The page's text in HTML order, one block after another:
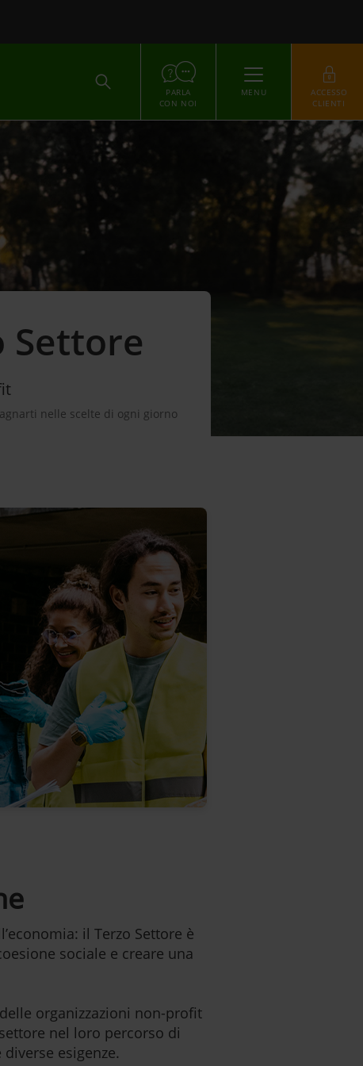
ACCEDI
PARLA
CON NOI
MENU
ACCESSO
CLIENTI
Settore
nelle scelte di ogni giorno
il Terzo Settore è
sociale e creare una
organizzazioni non-profit
nel loro percorso di
esigenze.